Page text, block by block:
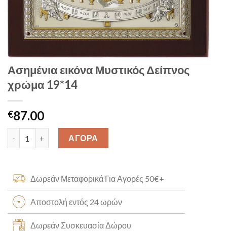
Ασημένια εικόνα Μυστικός Δείπνος
χρώμα 19*14
€87.00
Ασημένια εικόνα Μυστικός Δείπνος χρώμα 19*14 quantity
ΑΓΟΡΑ
Δωρεάν Μεταφορικά Για Αγορές 50€+
Αποστολή εντός 24 ωρών
Δωρεάν Συσκευασία Δώρου